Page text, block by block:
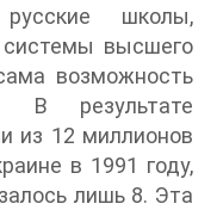
школы,
системы высшего
возможность
В результате
из 12 миллионов
в 1991 году,
лишь 8. Эта